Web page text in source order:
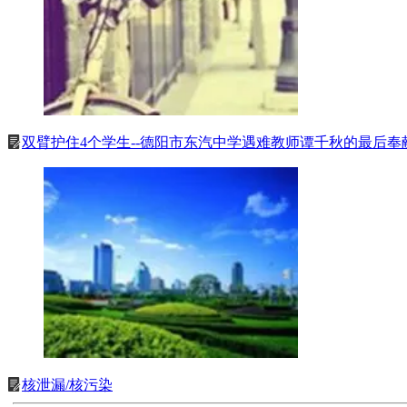
双臂护住4个学生--德阳市东汽中学遇难教师谭千秋的最后奉
核泄漏/核污染